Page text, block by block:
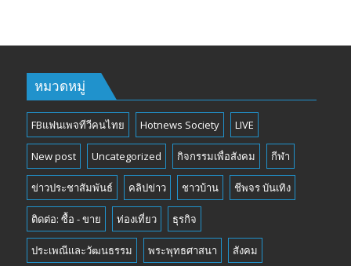
หมวดหมู่
FBแฟนเพจทีวีคนไทย Hotnews Society LIVE
New post Uncategorized กิจกรรมเพื่อสังคม กีฬา
ข่าวประชาสัมพันธ์ คลิปข่าว ชาวบ้าน ชีพจร บันเทิง
ติดต่อ: ซื้อ - ขาย ท่องเที่ยว ธุรกิจ
ประเพณีและวัฒนธรรม พระพุทธศาสนา สังคม